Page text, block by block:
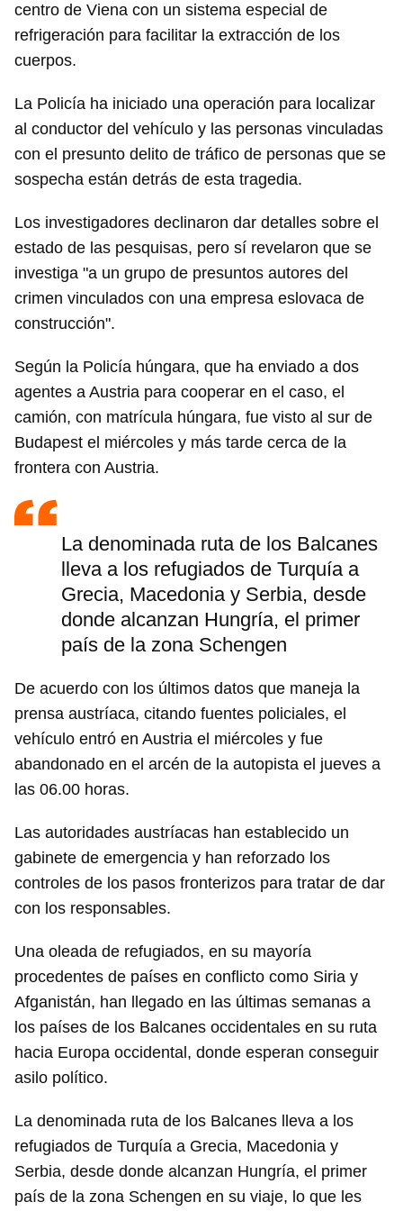
centro de Viena con un sistema especial de
refrigeración para facilitar la extracción de los
cuerpos.
La Policía ha iniciado una operación para localizar
al conductor del vehículo y las personas vinculadas
con el presunto delito de tráfico de personas que se
sospecha están detrás de esta tragedia.
Los investigadores declinaron dar detalles sobre el
estado de las pesquisas, pero sí revelaron que se
investiga "a un grupo de presuntos autores del
crimen vinculados con una empresa eslovaca de
construcción".
Según la Policía húngara, que ha enviado a dos
agentes a Austria para cooperar en el caso, el
camión, con matrícula húngara, fue visto al sur de
Budapest el miércoles y más tarde cerca de la
frontera con Austria.
La denominada ruta de los Balcanes
lleva a los refugiados de Turquía a
Grecia, Macedonia y Serbia, desde
donde alcanzan Hungría, el primer
país de la zona Schengen
De acuerdo con los últimos datos que maneja la
prensa austríaca, citando fuentes policiales, el
vehículo entró en Austria el miércoles y fue
abandonado en el arcén de la autopista el jueves a
las 06.00 horas.
Las autoridades austríacas han establecido un
gabinete de emergencia y han reforzado los
controles de los pasos fronterizos para tratar de dar
con los responsables.
Una oleada de refugiados, en su mayoría
procedentes de países en conflicto como Siria y
Afganistán, han llegado en las últimas semanas a
los países de los Balcanes occidentales en su ruta
hacia Europa occidental, donde esperan conseguir
asilo político.
La denominada ruta de los Balcanes lleva a los
refugiados de Turquía a Grecia, Macedonia y
Serbia, desde donde alcanzan Hungría, el primer
país de la zona Schengen en su viaje, lo que les